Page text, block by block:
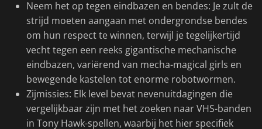
Neem het op tegen eindbazen en bendes: Je zult de
strijd moeten aangaan met ondergrondse bendes
om hun respect te winnen, terwijl je tegelijkertijd
vecht tegen een reeks gigantische mechanische
eindbazen, variërend van mecha-magical girls en
bewegende kastelen tot enorme robotwormen.
Zijmissies: Elk level bevat nevenuitdagingen die
vergelijkbaar zijn met het zoeken naar VHS-banden
in Tony Hawk-spellen, waarbij het hier specifiek